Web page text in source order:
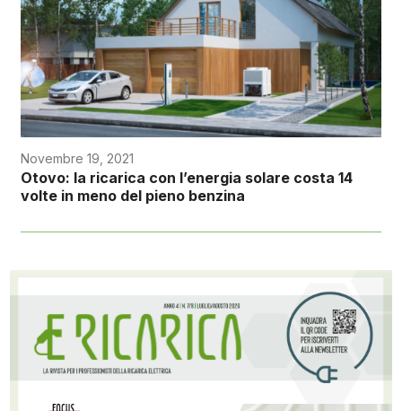
Novembre 19, 2021
Otovo: la ricarica con l’energia solare costa 14
volte in meno del pieno benzina